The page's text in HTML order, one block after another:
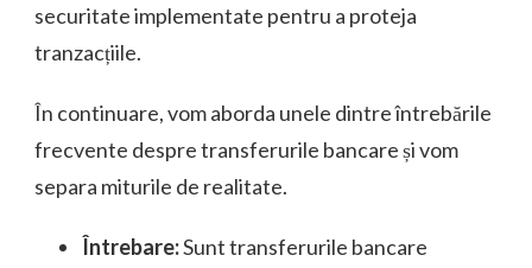
securitate implementate pentru a proteja
tranzacțiile.
În continuare, vom aborda unele dintre întrebările
frecvente despre transferurile bancare și vom
separa miturile de realitate.
Întrebare:Sunt transferurile bancare